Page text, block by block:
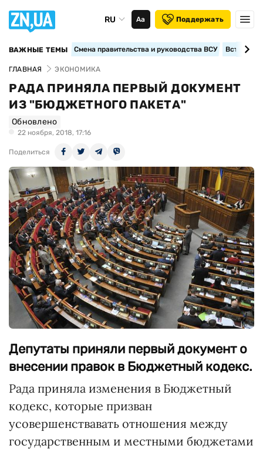
RU Аа Поддержать
ВАЖНЫЕ ТЕМЫ Смена правительства и руководства ВСУ
ГЛАВНАЯ ЭКОНОМИКА
РАДА ПРИНЯЛА ПЕРВЫЙ ДОКУМЕНТ
ИЗ "БЮДЖЕТНОГО ПАКЕТА"
Обновлено
22 ноября, 2018, 17:16
Поделиться
Депутаты приняли первый документ о
внесении правок в Бюджетный кодекс.
Рада приняла изменения в Бюджетный
кодекс, которые призван
усовершенствавать отношения между
государственным и местными бюджетами